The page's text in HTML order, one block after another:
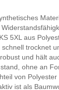
5XL aus
trocknet
und hält
ohne an
von
ist als